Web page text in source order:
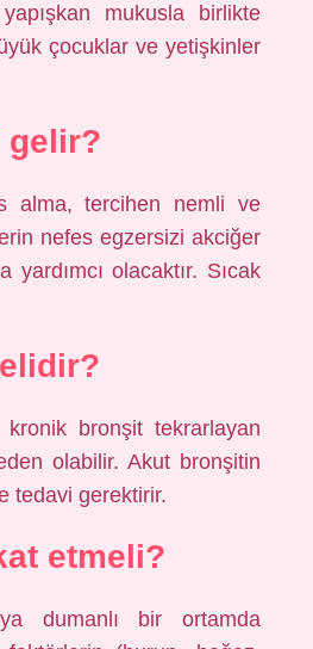
mukusla birlikte
çocuklar ve yetişkinler
gelir?
alma, tercihen nemli ve
nefes egzersizi akciğer
olacaktır. Sıcak
bronşit tekrarlayan
olabilir. Akut bronşitin
tedavi gerektirir.
etmeli?
dumanlı bir ortamda